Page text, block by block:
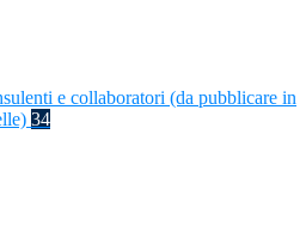
e collaboratori (da pubblicare in
34